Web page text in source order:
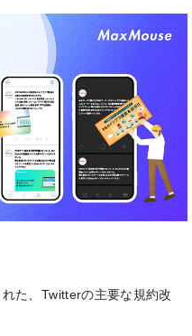
た、Twitterの主要な規約改